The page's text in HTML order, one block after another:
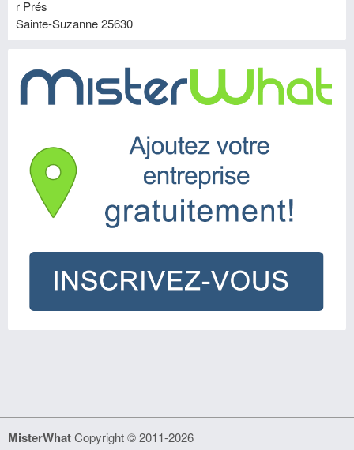
r Prés
Sainte-Suzanne25630
MisterWhatCopyright © 2011-2026